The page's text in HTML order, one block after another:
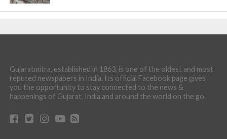
Gujaratmitra, established in 1863, is one of the oldest and most
reputed newspapers in India. Its official Facebook page gives
you the opportunity to stay connected to the news &
happenings of Gujarat, India and around the world on the go.